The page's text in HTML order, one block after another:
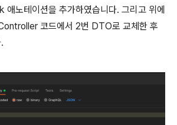
애노테이션을 추가하였습니다. 그리고 위에
코드에서 2번 DTO로 교체한 후